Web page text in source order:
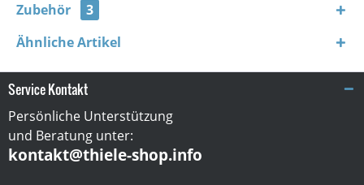
Zubehör
3
Ähnliche Artikel
Service Kontakt
Persönliche Unterstützung
und Beratung unter:
kontakt@thiele-shop.info